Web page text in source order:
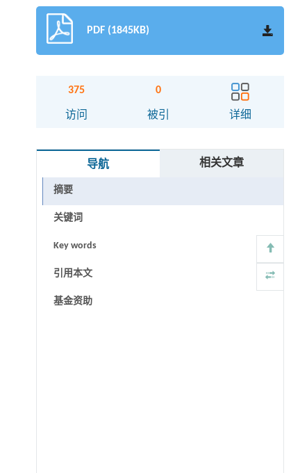
PDF (1845KB)
375
访问
0
被引 详细
导航 相关文章
摘要
关键词
Key words
引用本文
基金资助